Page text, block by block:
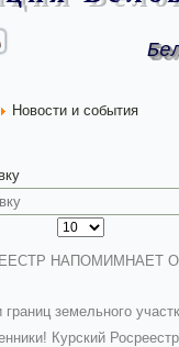
Новости и события
НАПОМИМНАЕТ
земельного
Курский